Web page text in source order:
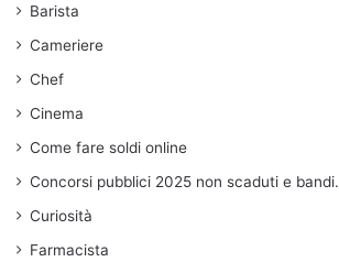
Barista
Cameriere
Chef
Cinema
Come fare soldi online
Concorsi pubblici 2025 non scaduti e bandi.
Curiosità
Farmacista